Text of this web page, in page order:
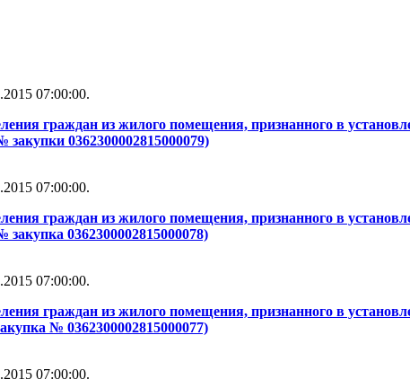
07:00:00.
граждан из жилого помещения, признанного в
0362300002815000079)
07:00:00.
граждан из жилого помещения, признанного в
0362300002815000078)
07:00:00.
граждан из жилого помещения, признанного в
№ 0362300002815000077)
07:00:00.